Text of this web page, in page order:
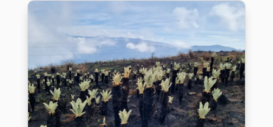
ordenamiento productivo alrededor del
agua, entre otras acciones.